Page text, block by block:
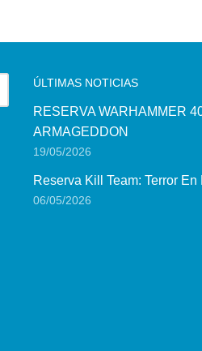
ÚLTIMAS NOTICIAS
RESERVA WARHAMMER
ARMAGEDDON
19/05/2026
Reserva Kill Team: Terror En
06/05/2026